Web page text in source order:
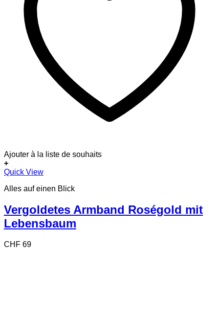
Ajouter à la liste de souhaits
+
Quick View
Alles auf einen Blick
Vergoldetes Armband Roségold mit
Lebensbaum
CHF 69